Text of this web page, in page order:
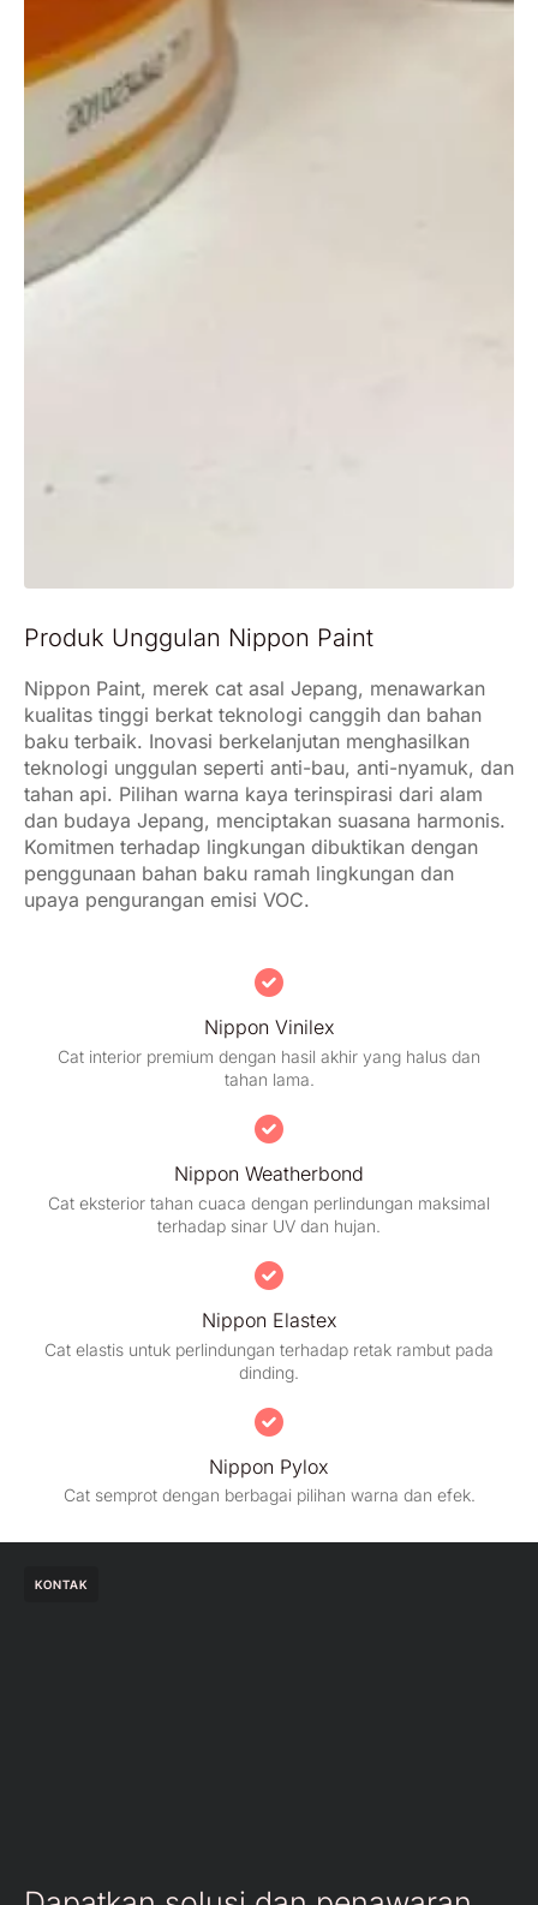
Produk Unggulan Nippon Paint
Nippon Paint, merek cat asal Jepang, menawarkan
kualitas tinggi berkat teknologi canggih dan bahan
baku terbaik. Inovasi berkelanjutan menghasilkan
teknologi unggulan seperti anti-bau, anti-nyamuk, dan
tahan api. Pilihan warna kaya terinspirasi dari alam
dan budaya Jepang, menciptakan suasana harmonis.
Komitmen terhadap lingkungan dibuktikan dengan
penggunaan bahan baku ramah lingkungan dan
upaya pengurangan emisi VOC.
Nippon Vinilex
Cat interior premium dengan hasil akhir yang halus dan
tahan lama.
Nippon Weatherbond
Cat eksterior tahan cuaca dengan perlindungan maksimal
terhadap sinar UV dan hujan.
Nippon Elastex
Cat elastis untuk perlindungan terhadap retak rambut pada
dinding.
Nippon Pylox
Cat semprot dengan berbagai pilihan warna dan efek.
KONTAK